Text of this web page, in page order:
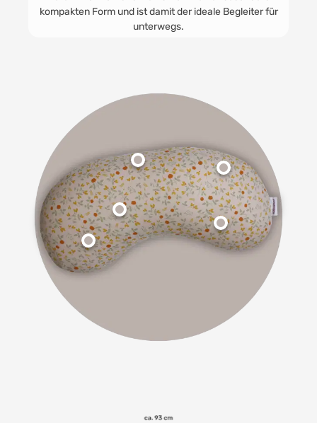
Füllung entsteht ein ganz persönlicher Komfort, der
eure Bedürfnisse erfüllt.